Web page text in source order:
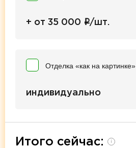
+ от 35 000 i/шт.
Отделка «как на картинке»
индивидуально
Итого сейчас: i